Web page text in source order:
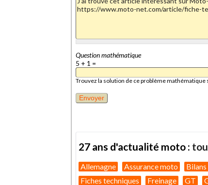
Question mathématique
5 + 1 =
Trouvez la solution de ce problème mathématique
27 ans d'actualité moto :
Allemagne Assurance moto
Fiches techniques
Freinage GT